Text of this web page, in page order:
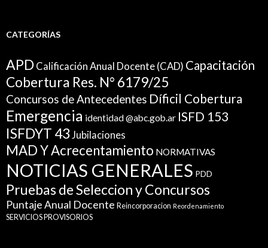
CATEGORÍAS
APD Calificación Anual Docente (CAD) Capacitación
Cobertura Res. N° 6179/25
Concursos de Antecedentes Díficil Cobertura
Emergencia identidad @abc.gob.ar ISFD 153
ISFDYT 43 Jubilaciones
MAD Y Acrecentamiento NORMATIVAS
NOTICIAS GENERALES PDD
Pruebas de Seleccion y Concursos
Puntaje Anual Docente Reincorporacion Reordenamiento
SERVICIOS PROVISORIOS